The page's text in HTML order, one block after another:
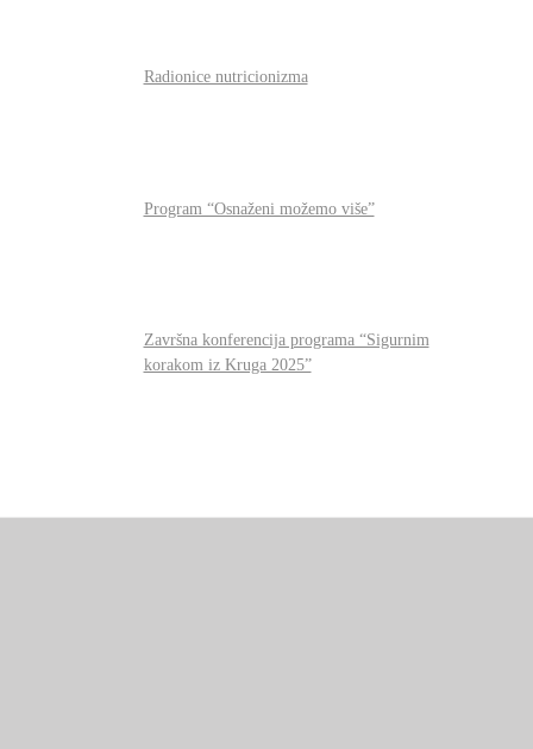
Radionice nutricionizma
Program “Osnaženi možemo više”
Završna konferencija programa “Sigurnim
korakom iz Kruga 2025”